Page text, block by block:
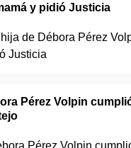
y pidió Justicia
Pérez Volpin